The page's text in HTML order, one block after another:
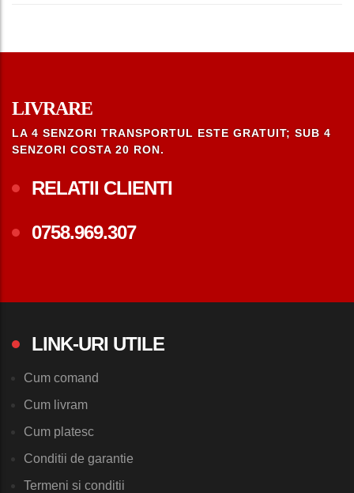
LIVRARE
LA 4 SENZORI TRANSPORTUL ESTE GRATUIT; SUB 4
SENZORI COSTA 20 RON.
RELATII CLIENTI
0758.969.307
LINK-URI UTILE
Cum comand
Cum livram
Cum platesc
Conditii de garantie
Termeni si conditii